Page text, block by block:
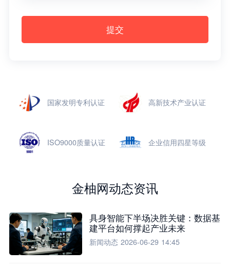
提交
国家发明专利认证 高新技术产业认证
ISO9000质量认证 企业信用四星等级
金柚网动态资讯
具身智能下半场决胜关键：数据基
建平台如何撑起产业未来
新闻动态 2026-06-29 14:45